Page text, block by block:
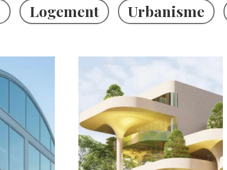
Logement Urbanisme